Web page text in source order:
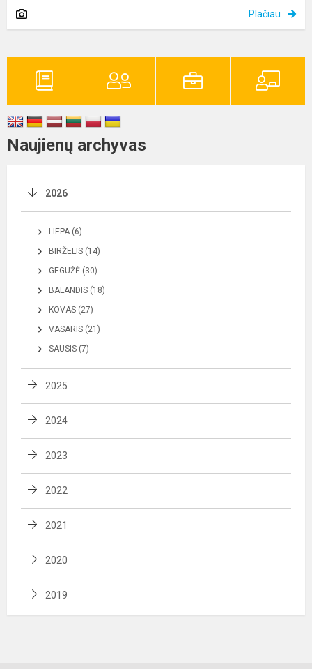
Plačiau
Naujienų archyvas
2026
LIEPA (6)
BIRŽELIS (14)
GEGUŽĖ (30)
BALANDIS (18)
KOVAS (27)
VASARIS (21)
SAUSIS (7)
2025
2024
2023
2022
2021
2020
2019